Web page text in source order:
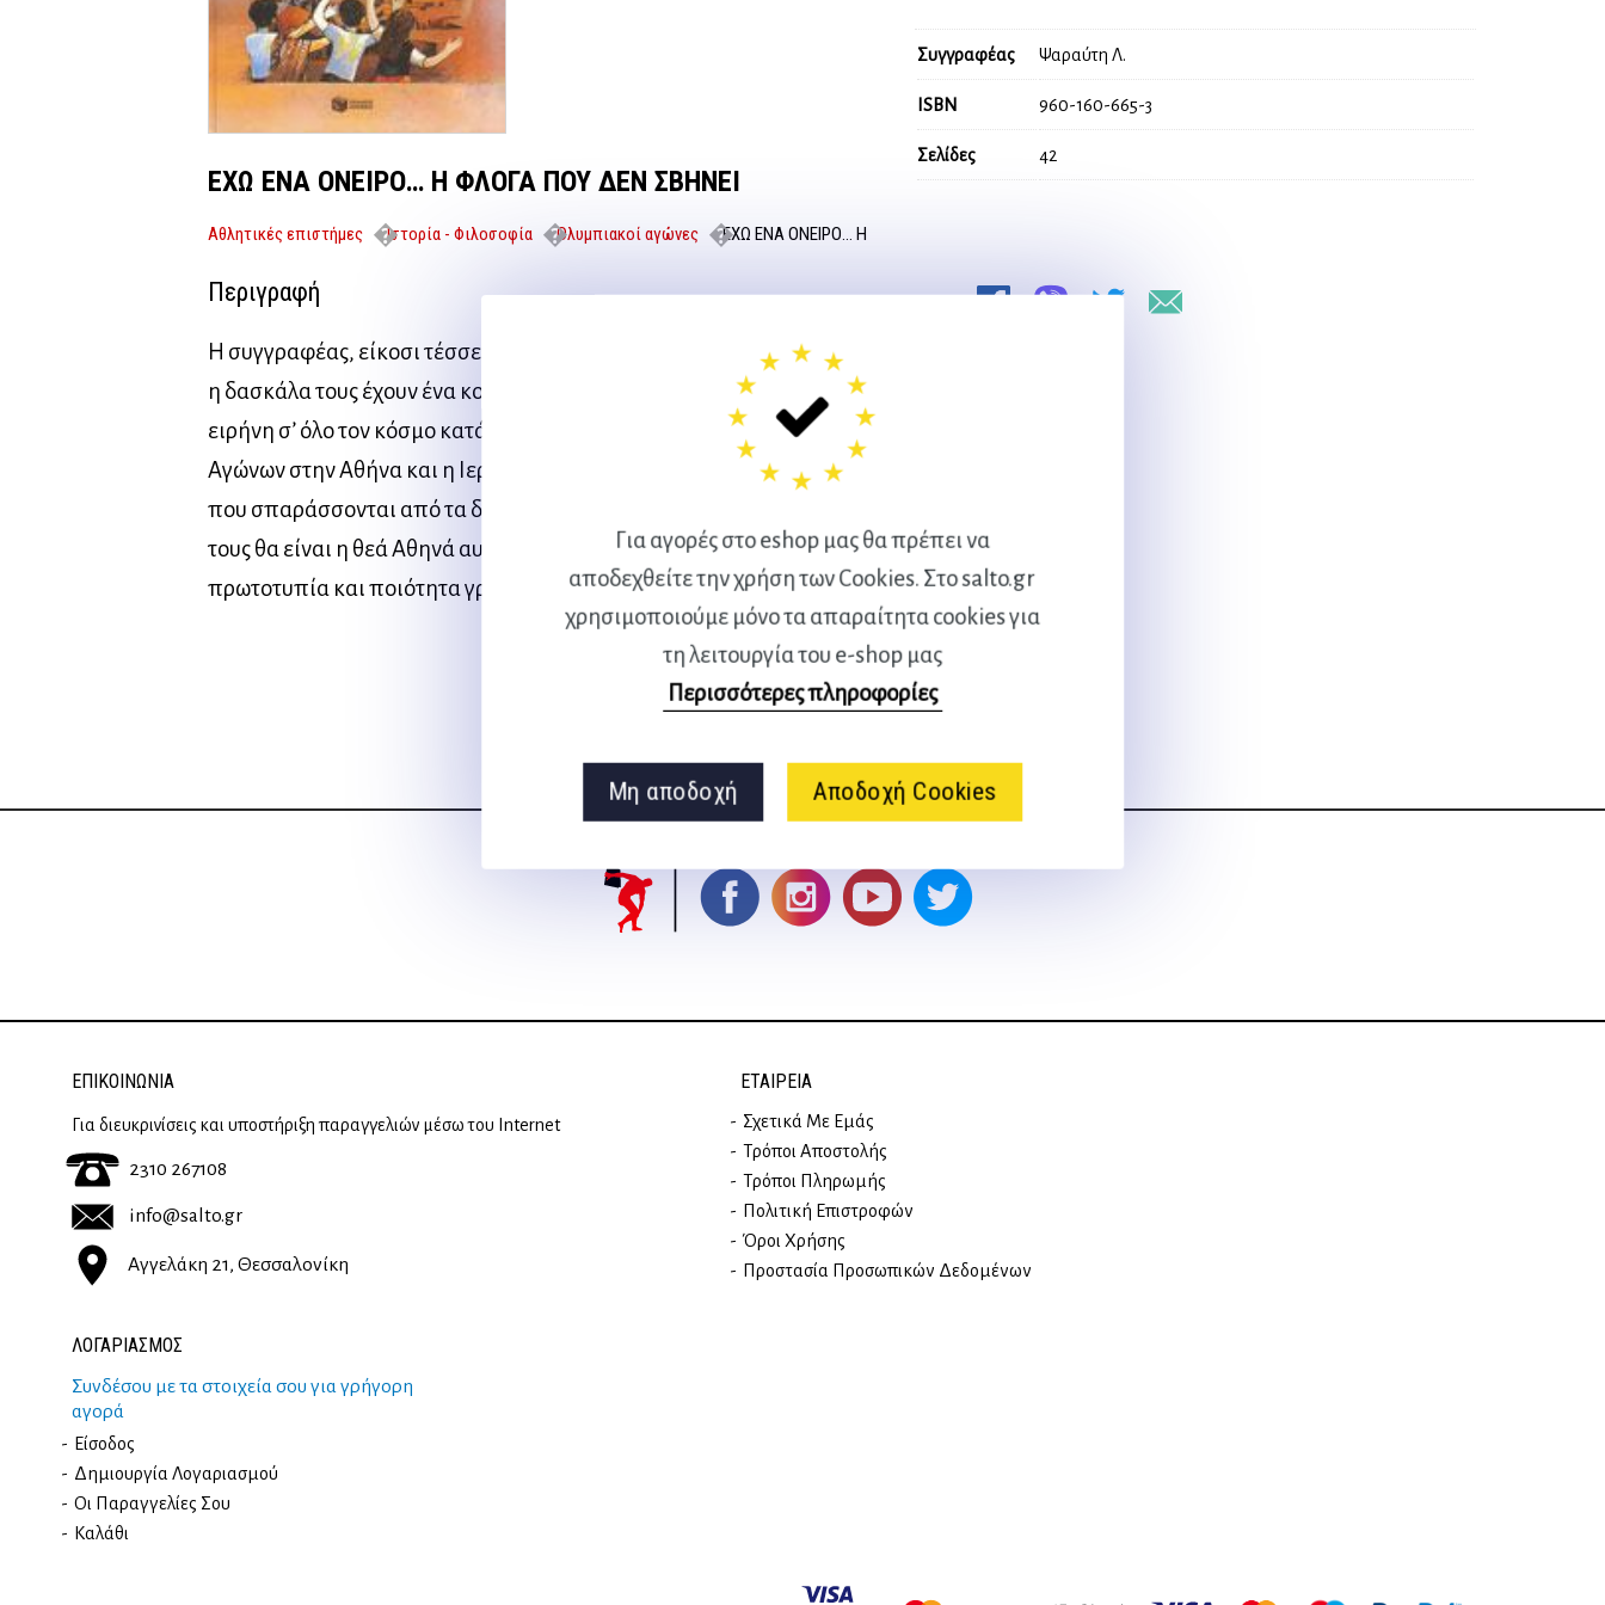
Για αγορές στο eshop μας θα πρέπει να
αποδεχθείτε την χρήση των Cookies. Στο salto.gr
χρησιμοποιούμε μόνο τα απαραίτητα cookies για
τη λειτουργία του e-shop μας
Περισσότερες πληροφορίες
Μη αποδοχή Αποδοχή Cookies
Συγγραφέας Ψαραύτη Λ.
ISBN 960-160-665-3
Σελίδες 42
ΕΧΩ ΕΝΑ ΟΝΕΙΡΟ… Η ΦΛΟΓΑ ΠΟΥ ΔΕΝ ΣΒΗΝΕΙ
Αθλητικές επιστήμες Ιστορία - Φιλοσοφία Ολυμπιακοί αγώνες
ΕΧΩ ΕΝΑ ΟΝΕΙΡΟ… Η
Περιγραφή
Η συγγραφέας, είκοσι τέσσερα παιδιά δημοτικού σχολείου και
η δασκάλα τους έχουν ένα κοινό όνειρο: να γίνει εκεχειρία και
ειρήνη σ’ όλο τον κόσμο κατά τη διάρκεια των Ολυμπιακών
Αγώνων στην Αθήνα και η Ιερή Φλόγα να ταξιδέψει στις χώρες
που σπαράσσονται από τα δεινά του πολέμου. Βοηθός στο έργο
τους θα είναι η θεά Αθηνά αυτοπροσώπως! Πώς; Με φαντασία,
πρωτοτυπία και ποιότητα γραφής όλα μπορούν να συμβούν!
Ακολουθήστε μας
στα social media
ΕΠΙΚΟΙΝΩΝΊΑ
Για διευκρινίσεις και υποστήριξη παραγγελιών μέσω του Internet
2310 267108
info@salto.gr
Αγγελάκη 21, Θεσσαλονίκη
ΕΤΑΙΡΕΊΑ
Σχετικά Με Εμάς
Τρόποι Αποστολής
Τρόποι Πληρωμής
Πολιτική Επιστροφών
Όροι Χρήσης
Προστασία Προσωπικών Δεδομένων
ΛΟΓΑΡΙΑΣΜΟΣ
Συνδέσου με τα στοιχεία σου για γρήγορη
αγορά
Είσοδος
Δημιουργία Λογαριασμού
Οι Παραγγελίες Σου
Καλάθι